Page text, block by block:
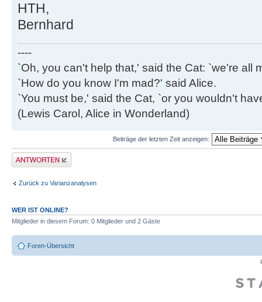
HTH,
Bernhard
----
`Oh, you can't help that,' said the Cat: `we're all
`How do you know I'm mad?' said Alice.
`You must be,' said the Cat, `or you wouldn't
(Lewis Carol, Alice in Wonderland)
Beiträge der letzten Zeit anzeigen:
Antwort erstellen
Zurück zu Varianzanalysen
WER IST ONLINE?
Mitglieder in diesem Forum: 0 Mitglieder und 2 Gäste
Foren-Übersicht